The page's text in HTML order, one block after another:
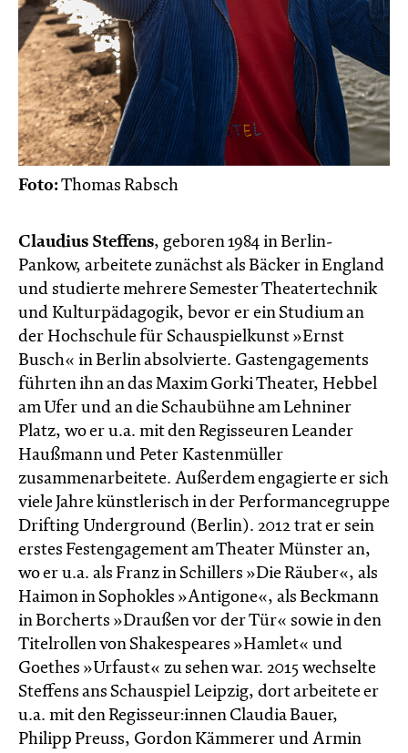
Foto:Thomas Rabsch
Claudius Steffens, geboren 1984 in Berlin-
Pankow, arbeitete zunächst als Bäcker in England
und studierte mehrere Semester Theatertechnik
und Kulturpädagogik, bevor er ein Studium an
der Hochschule für Schauspielkunst »Ernst
Busch« in Berlin absolvierte. Gastengagements
führten ihn an das Maxim Gorki Theater, Hebbel
am Ufer und an die Schaubühne am Lehniner
Platz, wo er u.a. mit den Regisseuren Leander
Haußmann und Peter Kastenmüller
zusammenarbeitete. Außerdem engagierte er sich
viele Jahre künstlerisch in der Performancegruppe
Drifting Underground (Berlin). 2012 trat er sein
erstes Festengagement am Theater Münster an,
wo er u.a. als Franz in Schillers »Die Räuber«, als
Haimon in Sophokles »Antigone«, als Beckmann
in Borcherts »Draußen vor der Tür« sowie in den
Titelrollen von Shakespeares »Hamlet« und
Goethes »Urfaust« zu sehen war. 2015 wechselte
Steffens ans Schauspiel Leipzig, dort arbeitete er
u.a. mit den Regisseur:innen Claudia Bauer,
Philipp Preuss, Gordon Kämmerer und Armin